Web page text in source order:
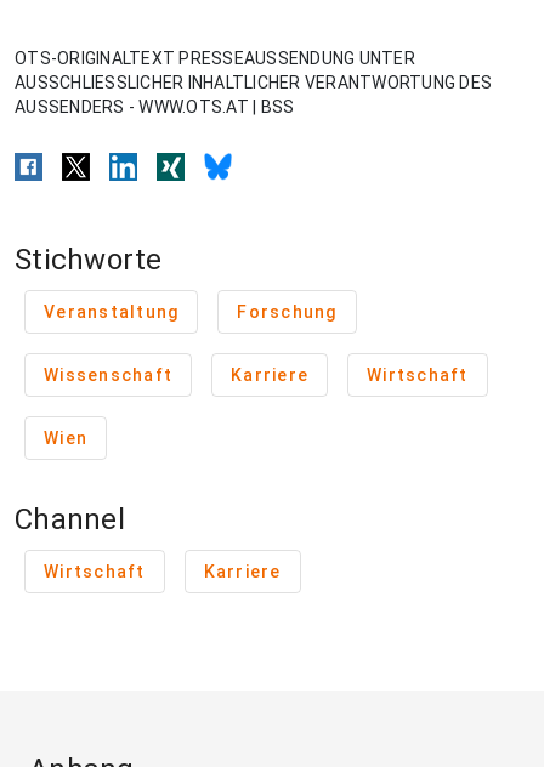
OTS-ORIGINALTEXT PRESSEAUSSENDUNG UNTER
AUSSCHLIESSLICHER INHALTLICHER VERANTWORTUNG DES
AUSSENDERS - WWW.OTS.AT | BSS
Stichworte
Veranstaltung Forschung
Wissenschaft Karriere Wirtschaft
Wien
Channel
Wirtschaft Karriere